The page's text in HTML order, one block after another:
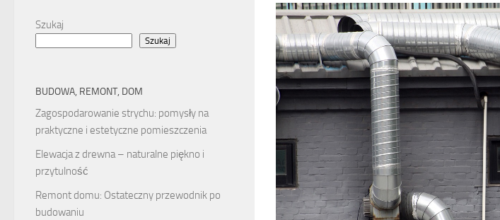
Szukaj
Szukaj
BUDOWA, REMONT, DOM
Zagospodarowanie strychu: pomysły na
praktyczne i estetyczne pomieszczenia
Elewacja z drewna – naturalne piękno i
przytulność
Remont domu: Ostateczny przewodnik po
budowaniu